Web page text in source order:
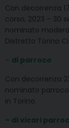
Con decorrenza
corso, 2023 – 30
nominato
Distretto Torino
– di parroco
Con decorrenza
nominato
in Torino.
– di vicari